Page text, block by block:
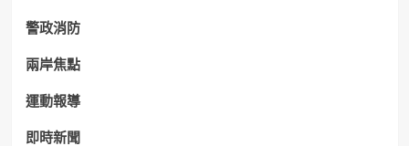
警政消防
兩岸焦點
運動報導
即時新聞